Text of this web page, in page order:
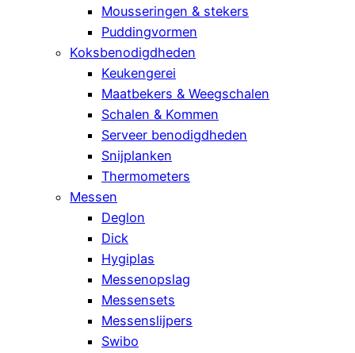
Mousseringen & stekers
Puddingvormen
Koksbenodigdheden
Keukengerei
Maatbekers & Weegschalen
Schalen & Kommen
Serveer benodigdheden
Snijplanken
Thermometers
Messen
Deglon
Dick
Hygiplas
Messenopslag
Messensets
Messenslijpers
Swibo